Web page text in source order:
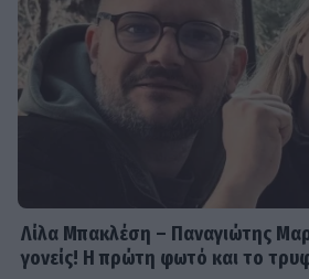
Λίλα Μπακλέση – Παναγιώτης
γονείς! Η πρώτη φωτό και το